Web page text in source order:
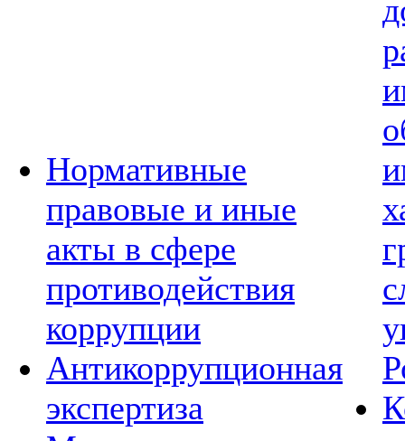
Нормативные
правовые и иные
акты в сфере
противодействия
коррупции
Антикоррупционная
экспертиза